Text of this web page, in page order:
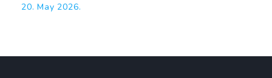
20. May 2026.